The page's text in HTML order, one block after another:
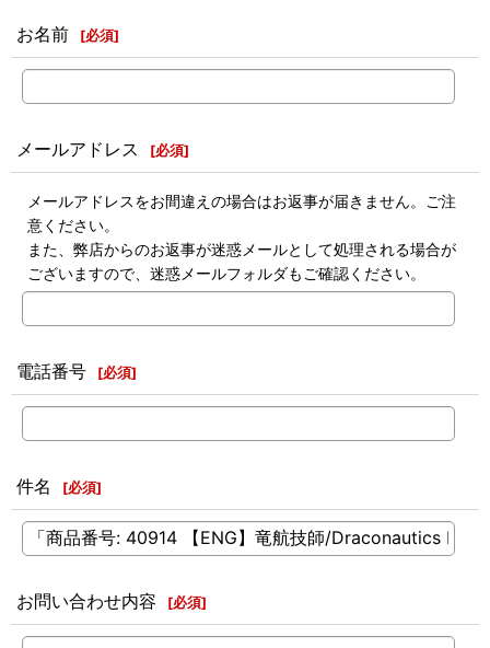
お名前 [必須]
メールアドレス [必須]
メールアドレスをお間違えの場合はお返事が届きません。ご注
意ください。
また、弊店からのお返事が迷惑メールとして処理される場合が
ございますので、迷惑メールフォルダもご確認ください。
電話番号 [必須]
件名 [必須]
お問い合わせ内容 [必須]